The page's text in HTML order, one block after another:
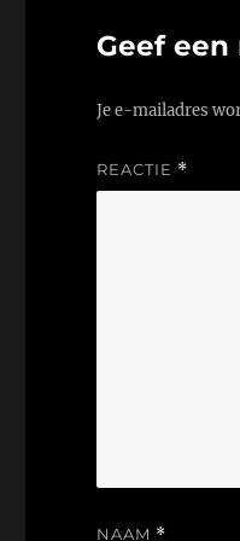
Geef
Je e-mailadres
REACTIE *
NAAM *